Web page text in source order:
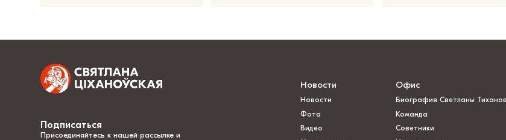
Подписаться
Присоединяйтесь к нашей рассылке и
Новости
Новости
Фота
Видео
Офис
Биография Светланы
Команда
Советники